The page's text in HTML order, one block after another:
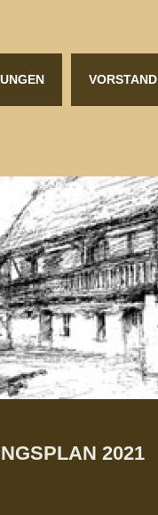
VORSTAND
2021